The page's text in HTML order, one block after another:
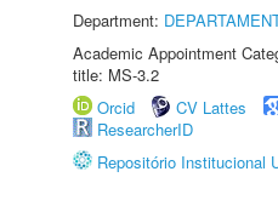
Department:
Academic Appointment
title: MS-3.2
Orcid
CV Lattes
ResearcherID
Repositório Institucional